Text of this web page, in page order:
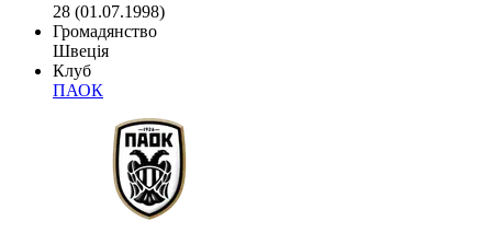
28 (01.07.1998)
Громадянство
Швеція
Клуб
ПАОК